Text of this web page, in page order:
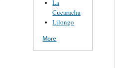
La
Cucaracha
Lilongo
More